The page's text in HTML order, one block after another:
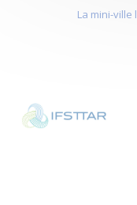
La mini-